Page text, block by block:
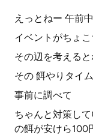
えっとねー 午前
イベントがちょ
その辺を考えると
その 餌やりタイ
事前に調べて
ちゃんと対策し
の餌が安けら100